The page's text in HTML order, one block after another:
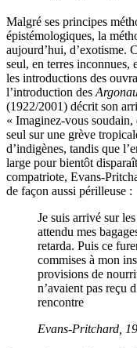
Malgré ses principes
épistémologiques, la
aujourd’hui, d’exotisme.
seul, en terres inconnues,
les introductions des
l’introduction des
(1922/2001) décrit son
« Imaginez-vous
seul sur une grève
d’indigènes, tandis que
large pour bientôt
compatriote, Evans-
de façon aussi périlleuse :
Je suis arrivé sur
attendu mes
retarda. Puis ce
commises à mon
provisions de
n’avaient pas reçu
rencontre
Evans-Pritchard,